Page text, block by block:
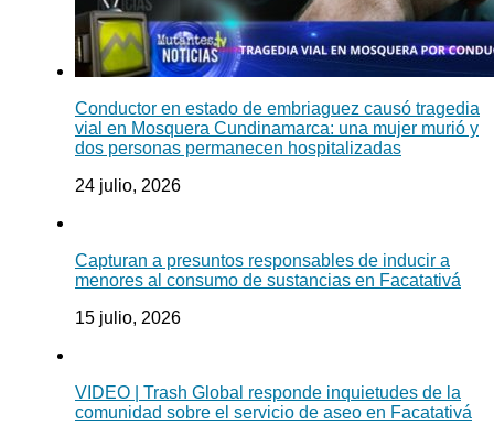
Conductor en estado de embriaguez causó tragedia
vial en Mosquera Cundinamarca: una mujer murió y
dos personas permanecen hospitalizadas
24 julio, 2026
Capturan a presuntos responsables de inducir a
menores al consumo de sustancias en Facatativá
15 julio, 2026
VIDEO | Trash Global responde inquietudes de la
comunidad sobre el servicio de aseo en Facatativá